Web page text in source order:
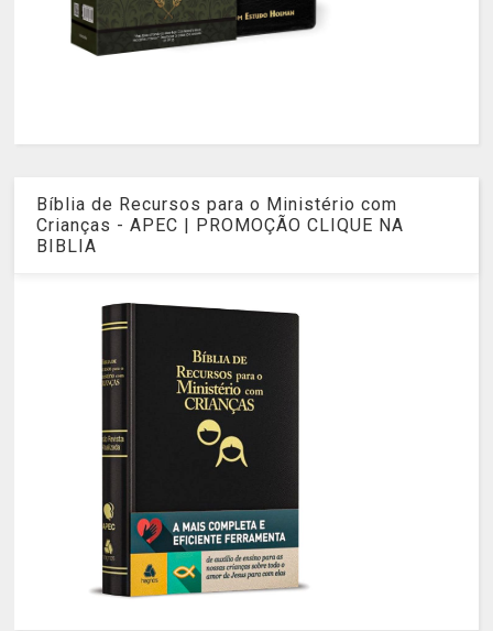
Bíblia de Recursos para o Ministério com
Crianças - APEC | PROMOÇÃO CLIQUE NA
BIBLIA